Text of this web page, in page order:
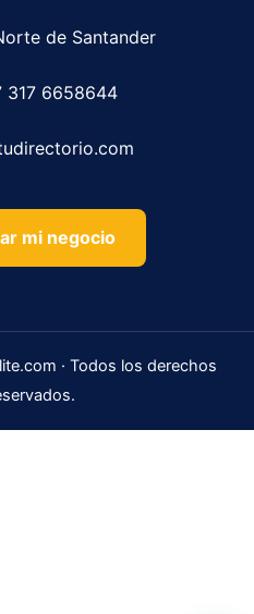
de Santander
317 6658644
mi negocio
· Todos los derechos